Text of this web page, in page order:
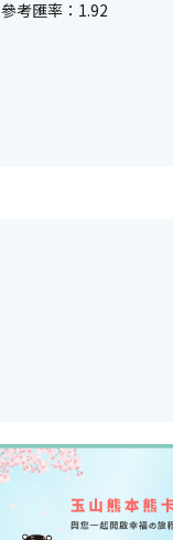
參考匯率：1.92